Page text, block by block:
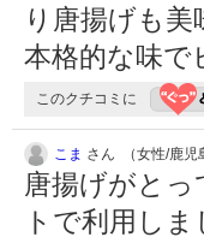
り唐揚げも
本格的な味で
このクチコミに
こま さん （女性/鹿児
唐揚げがと
トで利用し